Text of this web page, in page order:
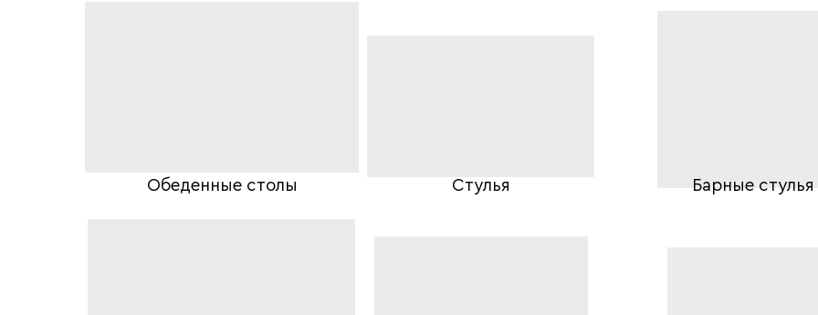
Обеденные столы Стулья Барные стулья